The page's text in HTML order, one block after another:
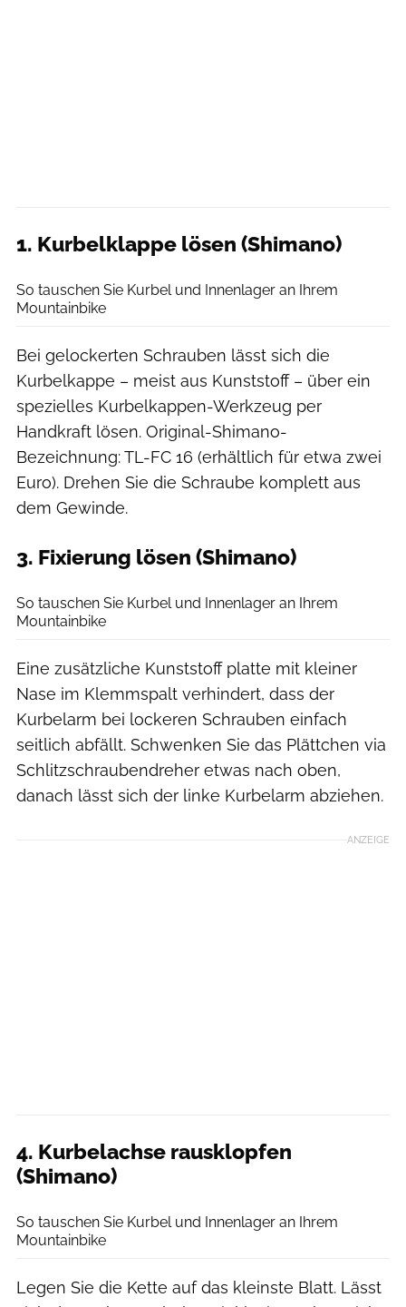
1. Kurbelklappe lösen (Shimano)
So tauschen Sie Kurbel und Innenlager an Ihrem
Mountainbike
Bei gelockerten Schrauben lässt sich die
Kurbelkappe – meist aus Kunststoff – über ein
spezielles Kurbelkappen-Werkzeug per
Handkraft lösen. Original-Shimano-
Bezeichnung: TL-FC 16 (erhältlich für etwa zwei
Euro). Drehen Sie die Schraube komplett aus
dem Gewinde.
3. Fixierung lösen (Shimano)
So tauschen Sie Kurbel und Innenlager an Ihrem
Mountainbike
Eine zusätzliche Kunststoff platte mit kleiner
Nase im Klemmspalt verhindert, dass der
Kurbelarm bei lockeren Schrauben einfach
seitlich abfällt. Schwenken Sie das Plättchen via
Schlitzschraubendreher etwas nach oben,
danach lässt sich der linke Kurbelarm abziehen.
ANZEIGE
4. Kurbelachse rausklopfen
(Shimano)
So tauschen Sie Kurbel und Innenlager an Ihrem
Mountainbike
Legen Sie die Kette auf das kleinste Blatt. Lässt